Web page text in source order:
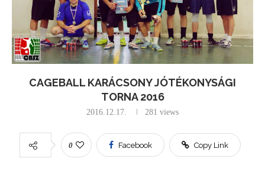
CAGEBALL KARÁCSONY JÓTÉKONYSÁGI
TORNA 2016
2016.12.17. 281 views
0 Facebook Copy Link